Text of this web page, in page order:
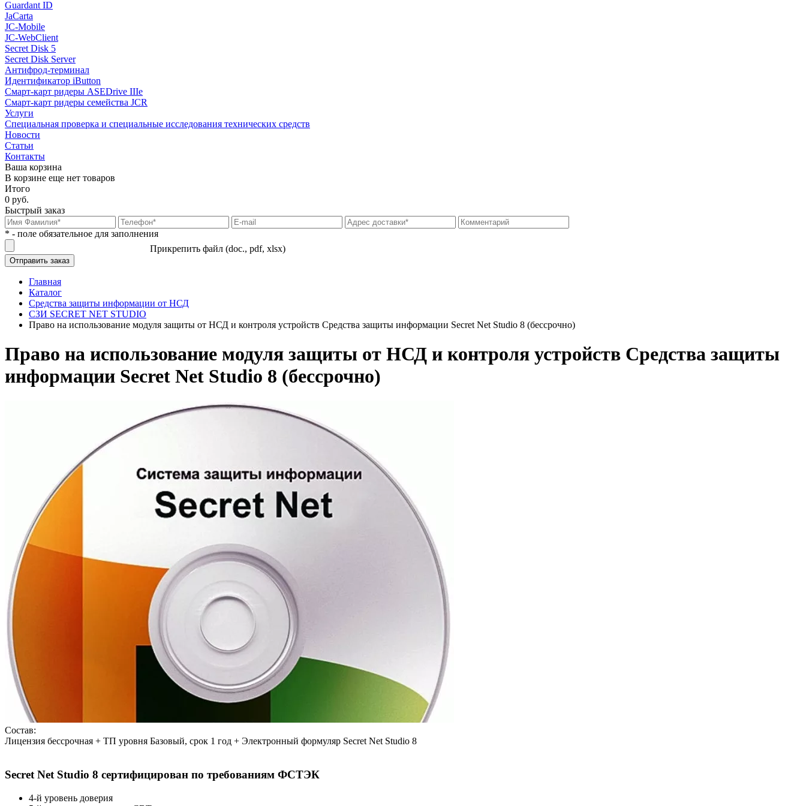
Guardant ID
JaCarta
JC-Mobile
JC-WebClient
Secret Disk 5
Secret Disk Server
Антифрод-терминал
Идентификатор iButton
Смарт-карт ридеры ASEDrive IIIe
Смарт-карт ридеры семейства JCR
Услуги
Специальная проверка и специальные исследования технических средств
Новости
Статьи
Контакты
Ваша корзина
В корзине еще нет товаров
Итого
0 руб.
Быстрый заказ
* - поле обязательное для заполнения
Прикрепить файл (doc., pdf, xlsx)
Главная
Каталог
Средства защиты информации от НСД
СЗИ SECRET NET STUDIO
Право на использование модуля защиты от НСД и контроля устройств Средства защиты информации Secret Net Studio 8 (бессрочно)
Право на использование модуля защиты от НСД и контроля устройств Средства защиты
информации Secret Net Studio 8 (бессрочно)
Состав:
Лицензия бессрочная + ТП уровня Базовый, срок 1 год + Электронный формуляр Secret Net Studio 8
Secret Net Studio 8 cертифицирован по требованиям ФСТЭК
4-й уровень доверия